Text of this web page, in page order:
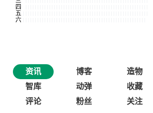
资讯 博客
造物
智库
动弹
收藏
评论
粉丝 关注